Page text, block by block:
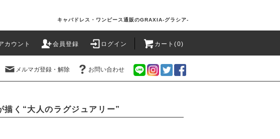
キャバドレス・ワンピース通販のGRAXIA-グラシア-
カウント 会員登録 ログイン カート(0)
メルマガ登録・解除 お問い合わせ
描く“大人のラグジュアリー”